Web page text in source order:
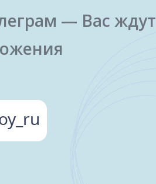
— Вас ждут